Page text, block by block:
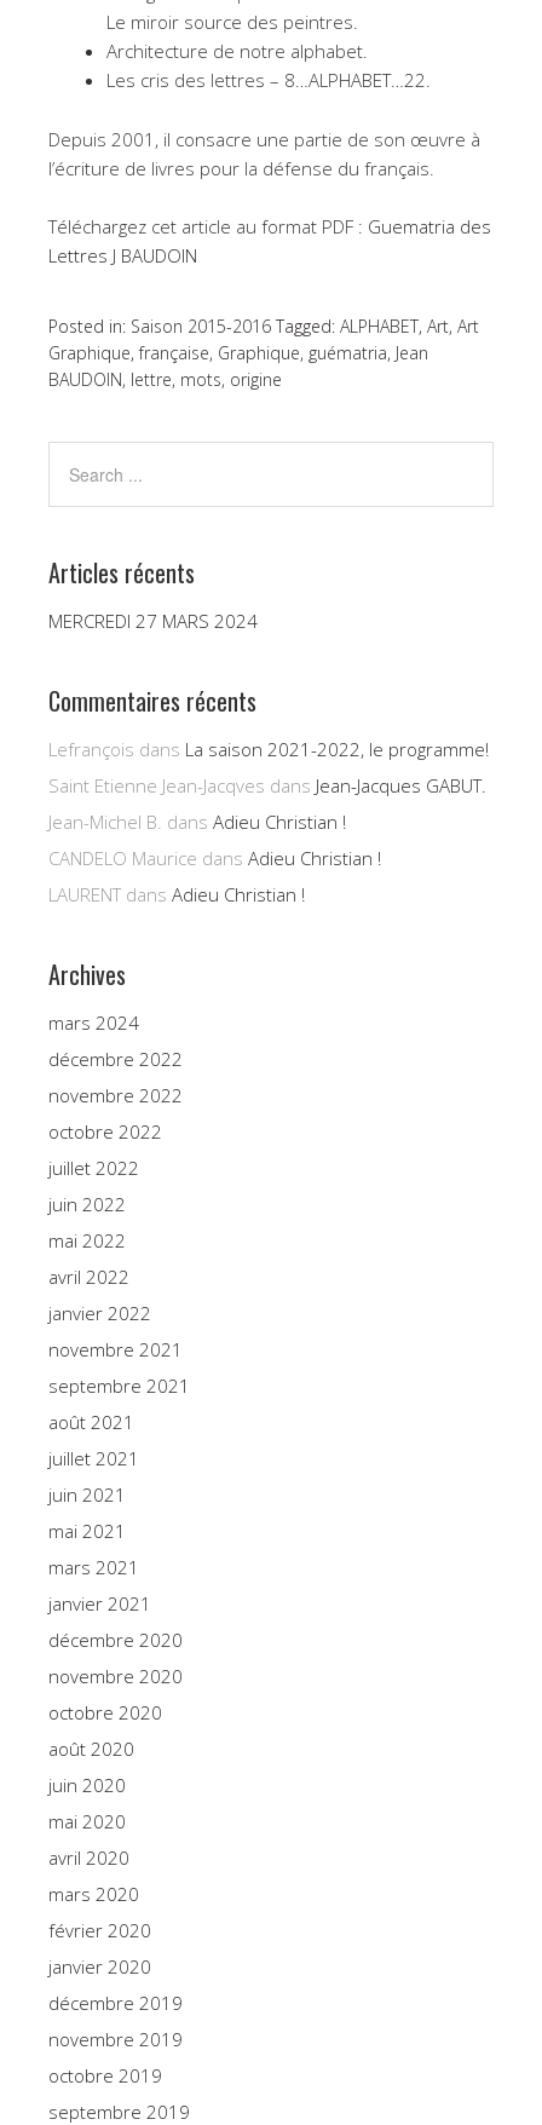
Le miroir source des peintres.
Architecture de notre alphabet.
Les cris des lettres – 8…ALPHABET…22.
Depuis 2001, il consacre une partie de son œuvre à
l’écriture de livres pour la défense du français.
Téléchargez cet article au format PDF : Guematria des
Lettres J BAUDOIN
Posted in: Saison 2015-2016 Tagged: ALPHABET, Art, Art
Graphique,française, Graphique, guématria, Jean
BAUDOIN, lettre, mots, origine
Articles récents
MERCREDI 27 MARS 2024
Commentaires récents
Lefrançois dans La saison 2021-2022, le programme!
Saint Etienne Jean-Jacqves dans Jean-Jacques GABUT.
Jean-Michel B. dans Adieu Christian !
CANDELO Maurice dans Adieu Christian !
LAURENTdans Adieu Christian !
Archives
mars 2024
décembre 2022
novembre 2022
octobre 2022
juillet 2022
juin 2022
mai 2022
avril 2022
janvier 2022
novembre 2021
septembre 2021
août 2021
juillet 2021
juin 2021
mai 2021
mars 2021
janvier 2021
décembre 2020
novembre 2020
octobre 2020
août 2020
juin 2020
mai 2020
avril 2020
mars 2020
février 2020
janvier 2020
décembre 2019
novembre 2019
octobre 2019
septembre 2019